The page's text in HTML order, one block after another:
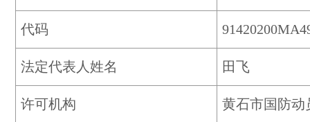
代码
法定代表人姓名 田飞
许可机构 黄石市国防动